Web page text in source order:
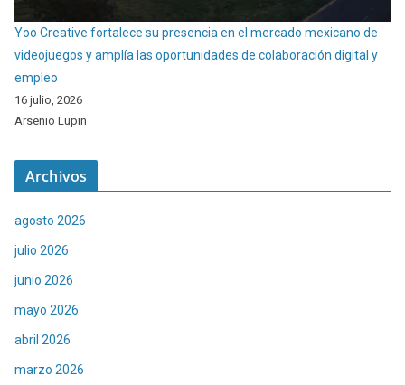
Yoo Creative fortalece su presencia en el mercado mexicano de
videojuegos y amplía las oportunidades de colaboración digital y
empleo
16 julio, 2026
Arsenio Lupin
Archivos
agosto 2026
julio 2026
junio 2026
mayo 2026
abril 2026
marzo 2026